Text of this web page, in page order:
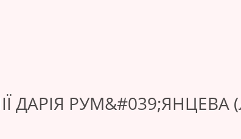
ДАРІЯ РУМ&#039;ЯНЦЕВА